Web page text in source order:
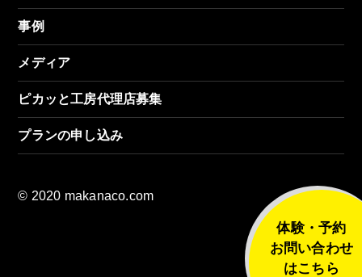
体験・予約
お問い合わせ
はこちら
事例
メディア
ピカッと工房代理店募集
プランの申し込み
© 2020 makanaco.com